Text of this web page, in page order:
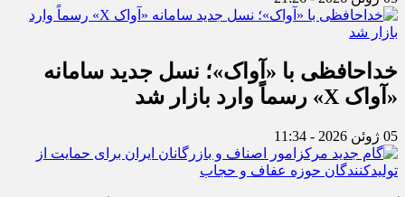
خداحافظی با «آواک»؛ نسل جدید سامانه
«آواک X» رسماً وارد بازار شد
05 ژوئن 2026 - 11:34